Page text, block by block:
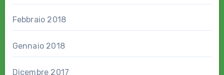
Febbraio 2018
Gennaio 2018
Dicembre 2017